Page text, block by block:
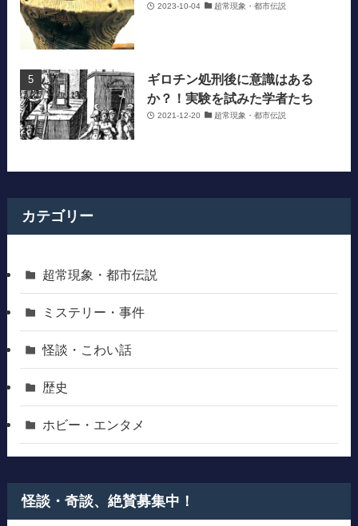
2023-10-04 超常現象・都市伝説
ギロチン処刑後に意識はある
か？！実験を試みた学者たち
2021-12-20 超常現象・都市伝説
カテゴリー
超常現象・都市伝説
ミステリー・事件
怪談・こわい話
歴史
ホビー・エンタメ
怪談・奇談、絶賛募集中！